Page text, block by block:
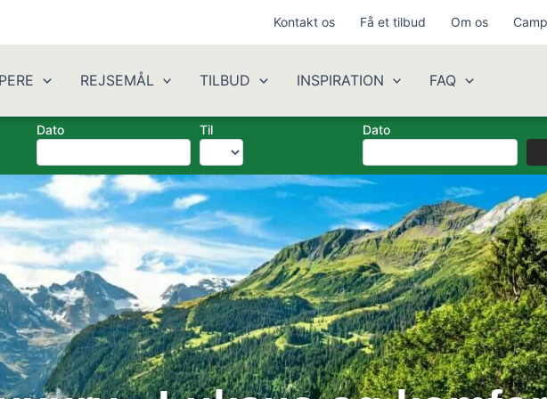
Kontakt os Få et tilbud Om os
REJSEMÅL TILBUD INSPIRATION FAQ
Dato Til Dato